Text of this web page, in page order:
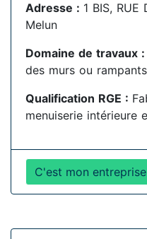
Adresse : 1 BIS, RUE
Melun
Domaine de travaux :
des murs ou
Qualification RGE :
menuiserie intérieure
C'est mon entreprise